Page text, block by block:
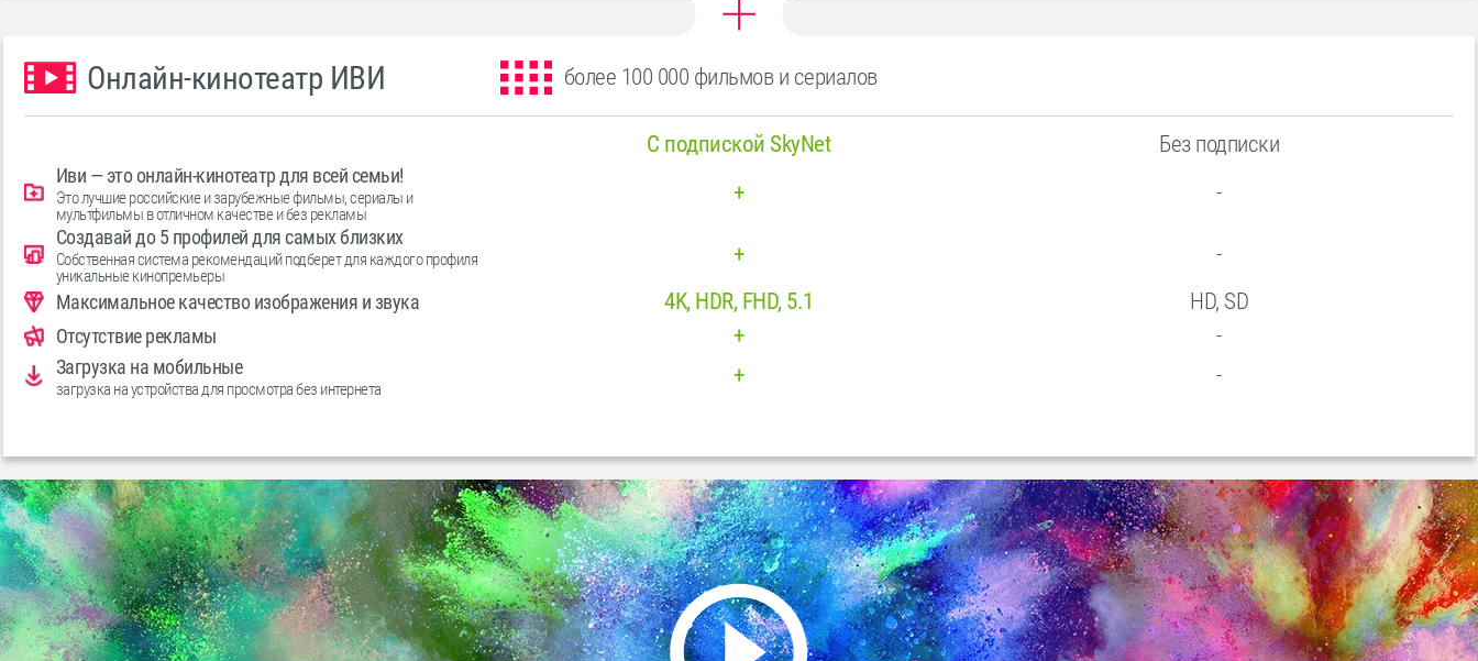
Онлайн-кинотеатр ИВИ более 100 000 фильмов и сериалов
С подпиской SkyNet Без подписки
Иви — это онлайн-кинотеатр для всей семьи!
Это лучшие российские и зарубежные фильмы, сериалы и
мультфильмы в отличном качестве и без рекламы
+ -
Создавай до 5 профилей для самых близких
Cобственная система рекомендаций подберет для каждого профиля
уникальные кинопремьеры
+ -
Максимальное качество изображения и звука 4K, HDR, FHD, 5.1 HD, SD
Отсутствие рекламы + -
Загрузка на мобильные
загрузка на устройства для просмотра без интернета
+ -